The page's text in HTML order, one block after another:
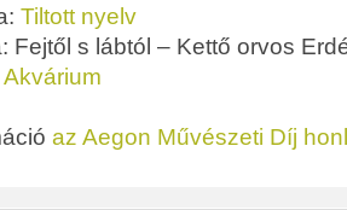
Tiltott nyelv
Fejtől s lábtól – Kettő orvos
Akvárium
az Aegon Művészeti Díj